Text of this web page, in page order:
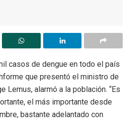
casos de dengue en todo el país
que presentó el ministro de
Lemus, alarmó a la población. “Es
el más importante desde
bastante adelantado con